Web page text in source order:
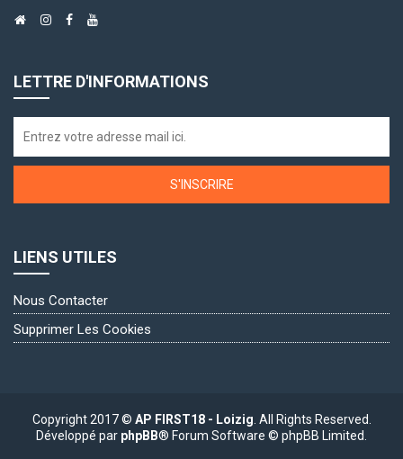
LETTRE D'INFORMATIONS
S'INSCRIRE
LIENS UTILES
Nous Contacter
Supprimer Les Cookies
Copyright 2017 © AP FIRST18 - Loizig . All Rights Reserved.
Développé par phpBB® Forum Software © phpBB Limited.